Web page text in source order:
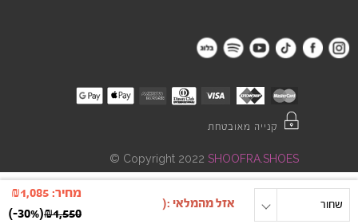
שחור one size
מחיר: ₪1,085
₪1,550
(
-30%
)
קנייה מאובטחת
Copyright 2022 SHOOFRA.SHOES
©